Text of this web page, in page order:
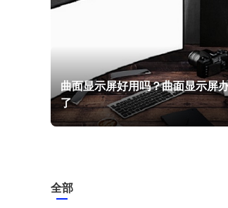
曲面显示屏好用吗？曲面显示屏
了
全部